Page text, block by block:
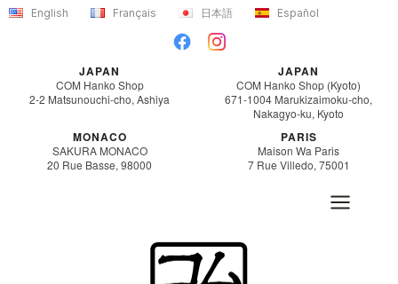
内
English Français 日本語 Español
JAPAN
COM Hanko Shop
2-2 Matsunouchi-cho, Ashiya
JAPAN
COM Hanko Shop (Kyoto)
671-1004 Marukizaimoku-cho,
Nakagyo-ku, Kyoto
MONACO
SAKURA MONACO
20 Rue Basse, 98000
PARIS
Maison Wa Paris
7 Rue Villedo, 75001